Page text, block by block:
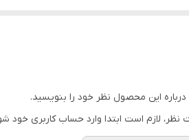
و‌کاربردی داره
کوچولوام داره براش و براش نازک تر
این محصول نظر خود را بنویسید.
نظر، لازم است ابتدا وارد حساب کاربری خود